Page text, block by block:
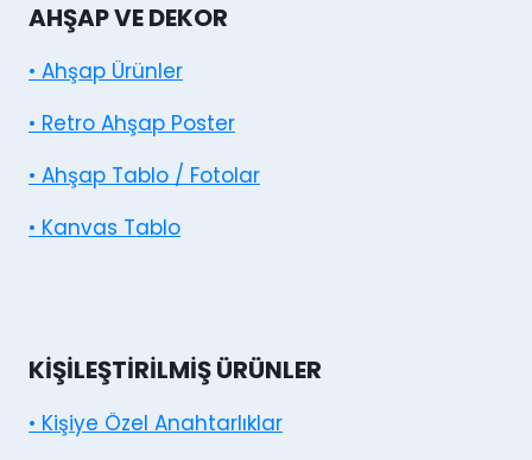
AHŞAP VE DEKOR
• Ahşap Ürünler
• Retro Ahşap Poster
• Ahşap Tablo / Fotolar
• Kanvas Tablo
KIŞILEŞTIRILMIŞ ÜRÜNLER
• Kişiye Özel Anahtarlıklar